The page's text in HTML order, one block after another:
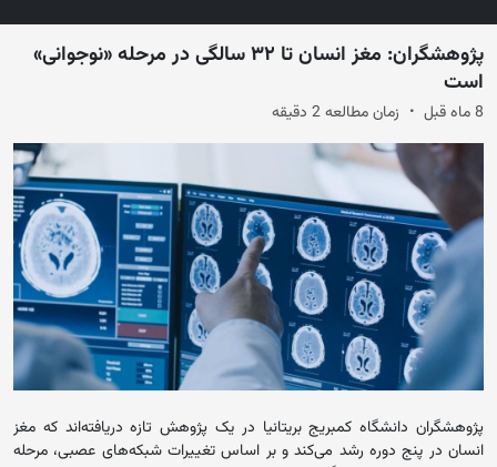
پژوهشگران: مغز انسان تا ۳۲ سالگی در مرحله «نوجوانی»
است
8 ماه قبل زمان مطالعه 2 دقیقه
پژوهشگران دانشگاه کمبریج بریتانیا در یک پژوهش تازه دریافته‌اند که مغز
انسان در پنج دوره رشد می‌کند و بر اساس تغییرات شبکه‌های عصبی، مرحله